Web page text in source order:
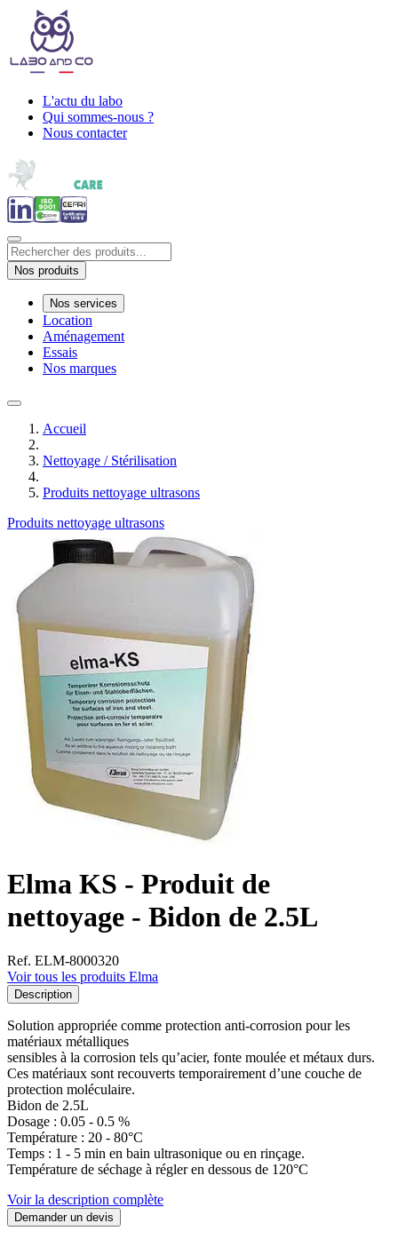
L'actu du labo
Qui sommes-nous ?
Nous contacter
Nos produits
Nos services
Location
Aménagement
Essais
Nos marques
Accueil
Nettoyage / Stérilisation
Produits nettoyage ultrasons
Produits nettoyage ultrasons
Elma KS - Produit de
nettoyage - Bidon de 2.5L
Ref. ELM-8000320
Voir tous les produits Elma
Description
Solution appropriée comme protection anti-corrosion pour les
matériaux métalliques
sensibles à la corrosion tels qu’acier, fonte moulée et métaux durs.
Ces matériaux sont recouverts temporairement d’une couche de
protection moléculaire.
Bidon de 2.5L
Dosage : 0.05 - 0.5 %
Température : 20 - 80°C
Temps : 1 - 5 min en bain ultrasonique ou en rinçage.
Température de séchage à régler en dessous de 120°C
Voir la description complète
Demander un devis